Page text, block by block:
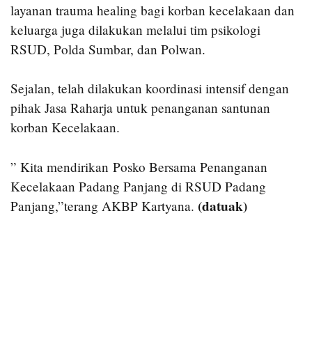
layanan trauma healing bagi korban kecelakaan dan
keluarga juga dilakukan melalui tim psikologi
RSUD, Polda Sumbar, dan Polwan.
Sejalan, telah dilakukan koordinasi intensif dengan
pihak Jasa Raharja untuk penanganan santunan
korban Kecelakaan.
” Kita mendirikan Posko Bersama Penanganan
Kecelakaan Padang Panjang di RSUD Padang
Panjang,”terang AKBP Kartyana. (datuak)